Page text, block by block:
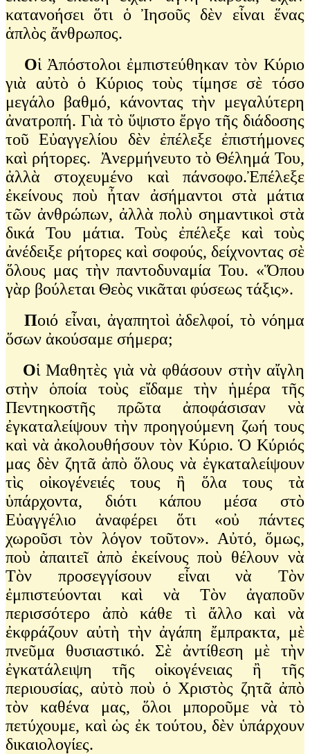
κατανοήσει ὅτι ὁ Ἰησοῦς δὲν εἶναι ἕνας
ἁπλὸς ἄνθρωπος.
Οἱ Ἀπόστολοι ἐμπιστεύθηκαν τὸν Κύριο
γιὰ αὐτὸ ὁ Κύριος τοὺς τίμησε σὲ τόσο
μεγάλο βαθμό, κάνοντας τὴν μεγαλύτερη
ἀνατροπή. Γιὰ τὸ ὕψιστο ἔργο τῆς διάδοσης
τοῦ Εὐαγγελίου δὲν ἐπέλεξε ἐπιστήμονες
καὶ ρήτορες. Ἀνερμήνευτο τὸ Θέλημά Του,
ἀλλὰ στοχευμένο καὶ πάνσοφο.Ἐπέλεξε
ἐκείνους ποὺ ἦταν ἀσήμαντοι στὰ μάτια
τῶν ἀνθρώπων, ἀλλὰ πολὺ σημαντικοὶ στὰ
δικά Του μάτια. Τοὺς ἐπέλεξε καὶ τοὺς
ἀνέδειξε ρήτορες καὶ σοφούς, δείχνοντας σὲ
ὅλους μας τὴν παντοδυναμία Του. «Ὅπου
γὰρ βούλεται Θεὸς νικᾶται φύσεως τάξις».
Ποιό εἶναι, ἀγαπητοὶ ἀδελφοί, τὸ νόημα
ὅσων ἀκούσαμε σήμερα;
Οἱ Μαθητὲς γιὰ νὰ φθάσουν στὴν αἴγλη
στὴν ὁποία τοὺς εἴδαμε τὴν ἡμέρα τῆς
Πεντηκοστῆς πρῶτα ἀποφάσισαν νὰ
ἐγκαταλείψουν τὴν προηγούμενη ζωή τους
καὶ νὰ ἀκολουθήσουν τὸν Κύριο. Ὁ Κύριός
μας δὲν ζητᾶ ἀπὸ ὅλους νὰ ἐγκαταλείψουν
τὶς οἰκογένειές τους ἢ ὅλα τους τὰ
ὑπάρχοντα, διότι κάπου μέσα στὸ
Εὐαγγέλιο ἀναφέρει ὅτι «οὐ πάντες
χωροῦσι τὸν λόγον τοῦτον». Αὐτό, ὅμως,
ποὺ ἀπαιτεῖ ἀπὸ ἐκείνους ποὺ θέλουν νὰ
Τὸν προσεγγίσουν εἶναι νὰ Τὸν
ἐμπιστεύονται καὶ νὰ Τὸν ἀγαποῦν
περισσότερο ἀπὸ κάθε τὶ ἄλλο καὶ νὰ
ἐκφράζουν αὐτὴ τὴν ἀγάπη ἔμπρακτα, μὲ
πνεῦμα θυσιαστικό. Σὲ ἀντίθεση μὲ τὴν
ἐγκατάλειψη τῆς οἰκογένειας ἢ τῆς
περιουσίας, αὐτὸ ποὺ ὁ Χριστὸς ζητᾶ ἀπὸ
τὸν καθένα μας, ὅλοι μποροῦμε νὰ τὸ
πετύχουμε, καὶ ὡς ἐκ τούτου, δὲν ὑπάρχουν
δικαιολογίες.